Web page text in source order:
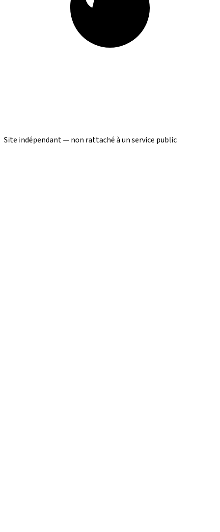
Site indépendant — non rattaché à un service public